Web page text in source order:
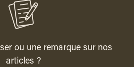
ou une remarque sur nos
articles ?